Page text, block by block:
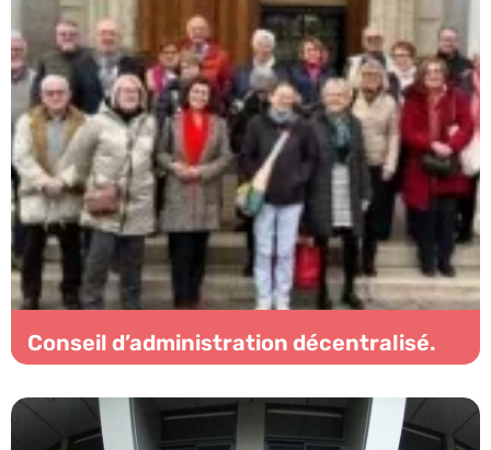
Conseil d’administration décentralisé.